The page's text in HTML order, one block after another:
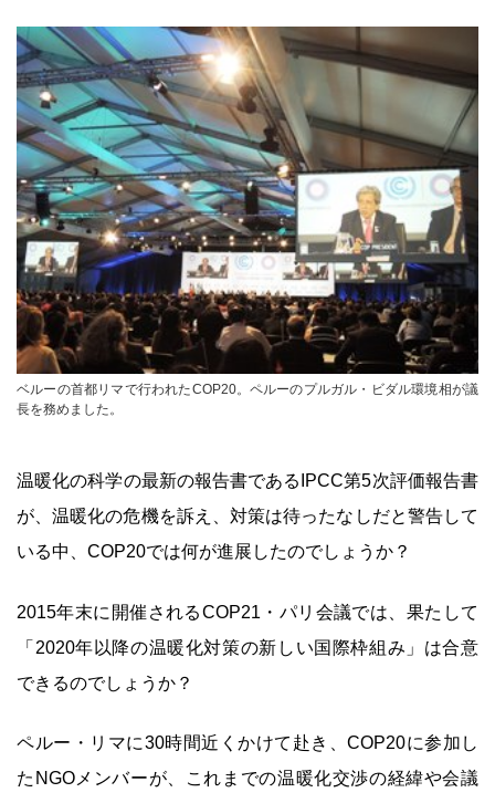
ベルーの首都リマで行われたCOP20。ペルーのプルガル・ビダル環境相が議
長を務めました。
温暖化の科学の最新の報告書であるIPCC第5次評価報告書
が、温暖化の危機を訴え、対策は待ったなしだと警告して
いる中、COP20では何が進展したのでしょうか？
2015年末に開催されるCOP21・パリ会議では、果たして
「2020年以降の温暖化対策の新しい国際枠組み」は合意
できるのでしょうか？
ペルー・リマに30時間近くかけて赴き、COP20に参加し
たNGOメンバーが、これまでの温暖化交渉の経緯や会議